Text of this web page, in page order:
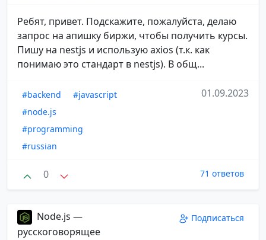
Ребят, привет. Подскажите, пожалуйста, делаю
запрос на апишку биржи, чтобы получить курсы.
Пишу на nestjs и использую axios (т.к. как
понимаю это стандарт в nestjs). В общ...
#backend
#javascript
#node.js
#programming
#russian
01.09.2023
0 71 ответов
Node.js —
русскоговорящее
Подписаться